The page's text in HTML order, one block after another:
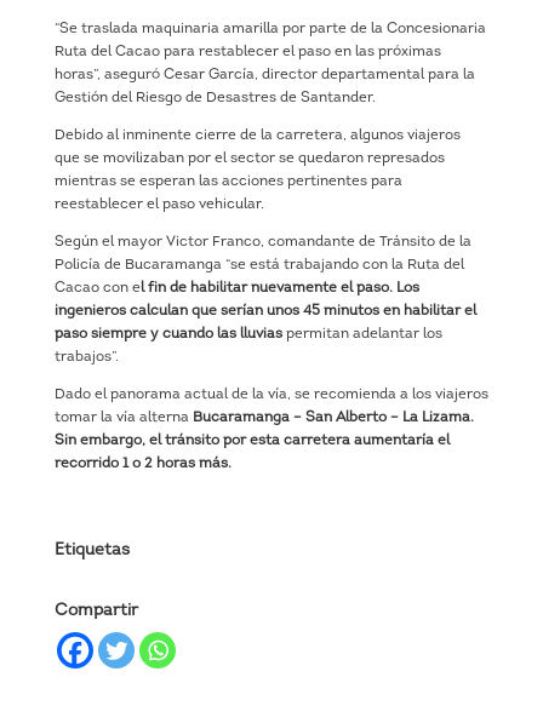
“Se traslada maquinaria amarilla por parte de la Concesionaria
Ruta del Cacao para restablecer el paso en las próximas
horas”, aseguró Cesar García, director departamental para la
Gestión del Riesgo de Desastres de Santander.
Debido al inminente cierre de la carretera, algunos viajeros
que se movilizaban por el sector se quedaron represados
mientras se esperan las acciones pertinentes para
reestablecer el paso vehicular.
Según el mayor Victor Franco, comandante de Tránsito de la
Policía de Bucaramanga “se está trabajando con la Ruta del
Cacao con el fin de habilitar nuevamente el paso. Los
ingenieros calculan que serían unos 45 minutos en habilitar el
paso siempre y cuando las lluviaspermitan adelantar los
trabajos”.
Dado el panorama actual de la vía, se recomienda a los viajeros
tomar la vía alterna Bucaramanga – San Alberto – La Lizama.
Sin embargo, el tránsito por esta carretera aumentaría el
recorrido 1 o 2 horas más.
Etiquetas
Compartir